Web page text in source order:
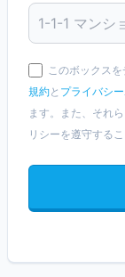
このボックス
規約と プライバシ
ます。また、それ
リシーを遵守する